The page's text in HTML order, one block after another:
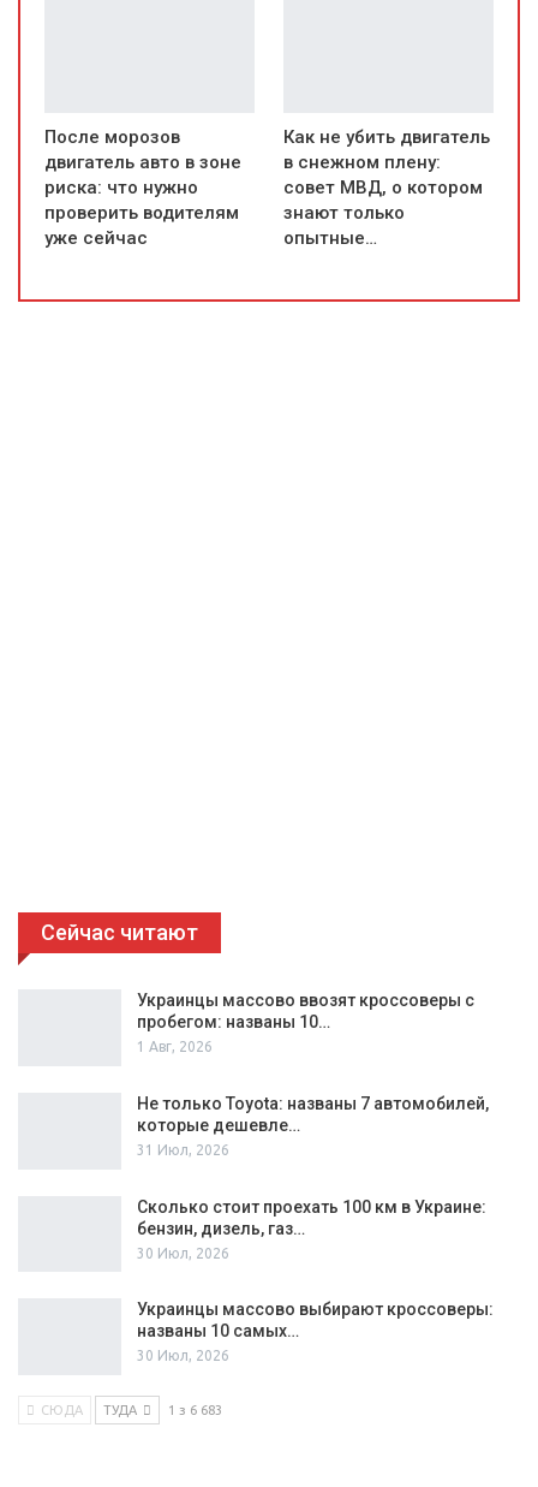
После морозов
двигатель авто в зоне
риска: что нужно
проверить водителям
уже сейчас
Как не убить двигатель
в снежном плену:
совет МВД, о котором
знают только
опытные…
Сейчас читают
Украинцы массово ввозят кроссоверы с
пробегом: названы 10…
1 Авг, 2026
Не только Toyota: названы 7 автомобилей,
которые дешевле…
31 Июл, 2026
Сколько стоит проехать 100 км в Украине:
бензин, дизель, газ…
30 Июл, 2026
Украинцы массово выбирают кроссоверы:
названы 10 самых…
30 Июл, 2026
СЮДА ТУДА 1 з 6 683